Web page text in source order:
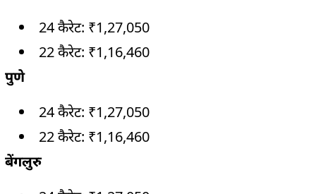
24 कैरेट: ₹1,27,050
22 कैरेट: ₹1,16,460
पुणे
24 कैरेट: ₹1,27,050
22 कैरेट: ₹1,16,460
बेंगलुरु